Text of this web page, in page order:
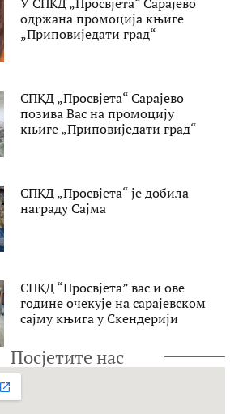
одржана промоција књиге
„Приповиједати град“
СПКД „Просвјета“ Сарајево
позива Вас на промоцију
књиге „Приповиједати град“
СПКД „Просвјета“ је добила
награду Сајма
СПКД “Просвјета” вас и ове
године очекује на сарајевском
сајму књига у Скендерији
Посјетите нас